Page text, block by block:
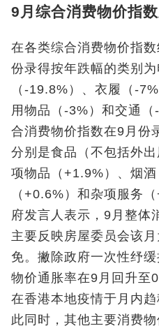
9月综合消费物价指
在各类综合消费物价指
份录得按年跌幅的类别
（-19.8%）、衣履（-
用物品（-3%）和交通
合消费物价指数在9月份
分别是食品（不包括外
项物品（+1.9%）、烟
（+0.6%）和杂项服务
府发言人表示，9月整体
主要反映房屋委员会该
免。撇除政府一次性纾
物价通胀率在9月回升至
在香港本地疫情于月内
此同时，其他主要消费